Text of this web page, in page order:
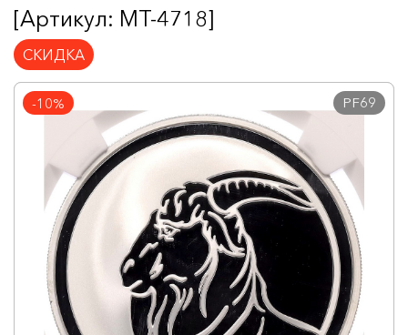
[Артикул: MT-4718]
СКИДКА
-10% PF69